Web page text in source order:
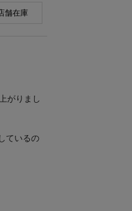
舗在庫
がりまし
ているの